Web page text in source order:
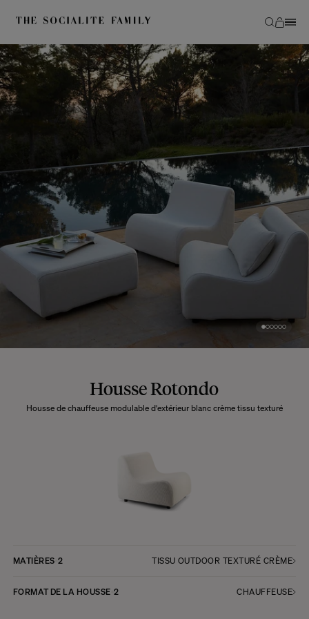
Housse Rotondo
Housse de chauffeuse modulable d'extérieur blanc crème tissu texturé
MATIÈRES 2 TISSU OUTDOOR TEXTURÉ CRÈME
FORMAT DE LA HOUSSE 2 CHAUFFEUSE